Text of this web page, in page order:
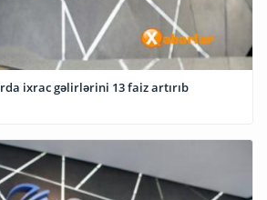
ixrac gəlirlərini 13 faiz artırıb